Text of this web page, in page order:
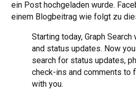
ein Post hochgeladen wurde.
einem Blogbeitrag wie folgt zu
Starting today, Graph
and status updates. Now
search for status updates,
check-ins and comments to
with you.